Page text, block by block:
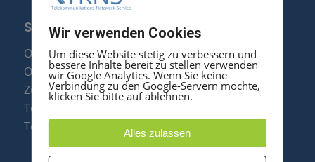
SERVICE
Optipoint Display Reparatur
Octophon F Display Reparatur
Zubehör & Ersatzteile
Telefonanlagen Optimierung
Telefonanlagen Erweiterung
Wir verwenden Cookies
Um diese Website stetig zu verbessern und
bessere Inhalte bereit zu stellen verwenden
wir Google Analytics. Wenn Sie keine
Verbindung zu den Google-Servern möchte,
klicken Sie bitte auf ablehnen.
Alles zulassen